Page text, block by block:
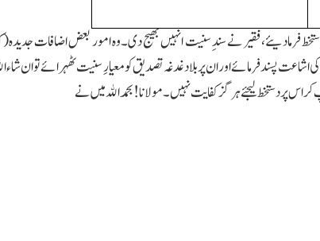
فرمادیئے،فقیر نے سندِ سنیت انہیں بھیج دی۔وہ امور بعض اضافات
پسند فرمائے اور ان پر بلادغدغہ تصدیق کو معیارِ سنیت ٹھہرائے تو ان شاء
پر دستخط لیجئے ہر گز کفایت نہیں۔مولانا ! بحمداﷲ میں نے